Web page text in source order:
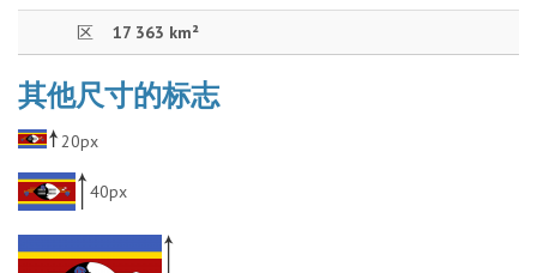
区 17 363 km²
其他尺寸的标志
20px
40px